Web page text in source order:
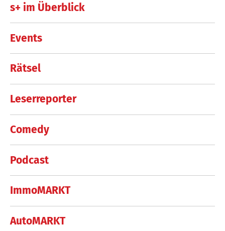
s+ im Überblick
Events
Rätsel
Leserreporter
Comedy
Podcast
ImmoMARKT
AutoMARKT